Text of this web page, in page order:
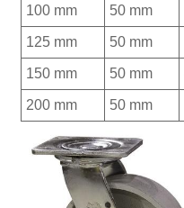
100 mm 50 mm
125 mm 50 mm
150 mm 50 mm
200 mm 50 mm